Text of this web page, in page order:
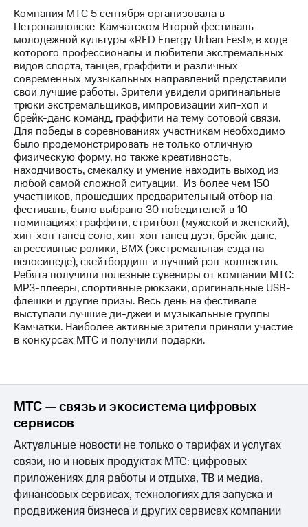
Контакты
Медиа-центр
Пресс-
релизы
МТС
о технологиях
Достижения
Интервью
Финансовая
отчетность
Контакты
Пригласить
спикера
и акционерам
Корпоративное
управление
Корпоративный
Информация
акционерам
Документы
ПАО
"МТС"
Собрания
акционеров
Личный
кабинет
акционера
Акционерный
Компания МТС 5 сентября организовала в
Петропавловске-Камчатском Второй фестиваль
молодежной культуры «RED Energy Urban Fest», в ходе
которого профессионалы и любители экстремальных
видов спорта, танцев, граффити и различных
современных музыкальных направлений представили
свои лучшие работы. Зрители увидели оригинальные
трюки экстремальщиков, импровизации хип-хоп и
брейк-данс команд, граффити на тему сотовой связи.
Для победы в соревнованиях участникам необходимо
было продемонстрировать не только отличную
физическую форму, но также креативность,
находчивость, смекалку и умение находить выход из
любой самой сложной ситуации. Из более чем 150
участников, прошедших предварительный отбор на
фестиваль, было выбрано 30 победителей в 10
номинациях: граффити, стритбол (мужской и женский),
хип-хоп танец соло, хип-хоп танец дуэт, брейк-данс,
агрессивные ролики, BMX (экстремальная езда на
велосипеде), скейтбординг и лучший рэп-коллектив.
Ребята получили полезные сувениры от компании МТС:
MP3-плееры, спортивные рюкзаки, оригинальные USB-
флешки и другие призы. Весь день на фестивале
выступали лучшие ди-джеи и музыкальные группы
Камчатки. Наиболее активные зрители приняли участие
в конкурсах МТС и получили подарки.
МТС — связь и экосистема цифровых
сервисов
Актуальные новости не только о тарифах и услугах
связи, но и новых продуктах МТС: цифровых
приложениях для работы и отдыха, ТВ и медиа,
финансовых сервисах, технологиях для запуска и
продвижения бизнеса и других сервисах компании